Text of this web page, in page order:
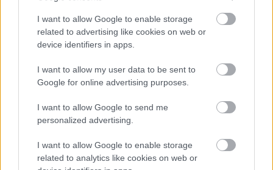
I want to allow Google to enable storage
related to advertising like cookies on web or
device identifiers in apps.
I want to allow my user data to be sent to
Google for online advertising purposes.
I want to allow Google to send me
personalized advertising.
I want to allow Google to enable storage
related to analytics like cookies on web or
14 éve
@ethan blow: A te kedvedért használtam ezt a
szarrágásra mivel semmi jelentősége az egésznek.
Mint ahogy annak sem , hogy nem tudod leírni a
nézhetnél előtte hisz semmibe nem telik megtudni a
helyesírását.
Az 'Ahogy szaknyelven mondják' kiemelés már csak
hab a tortán.. epic fail..